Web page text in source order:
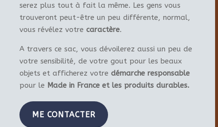
serez plus tout à fait la même. Les gens vous
trouveront peut-être un peu différente, normal,
vous révélez votre caractère.
A travers ce sac, vous dévoilerez aussi un peu de
votre sensibilité, de votre gout pour les beaux
objets et afficherez votre démarche responsable
pour le Made in France et les produits durables.
ME CONTACTER